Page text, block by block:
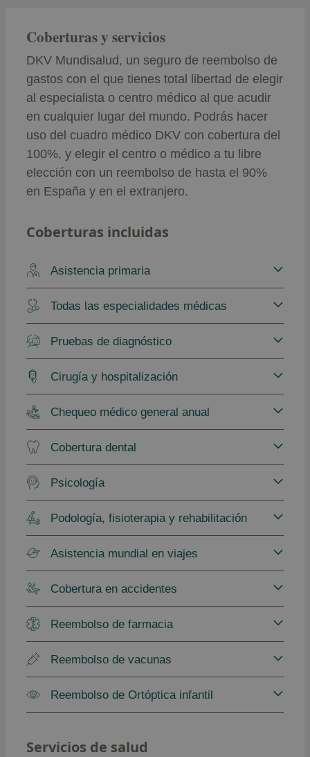
Coberturas y servicios
DKV Mundisalud, un seguro de reembolso de
gastos con el que tienes total libertad de elegir
al especialista o centro médico al que acudir
en cualquier lugar del mundo. Podrás hacer
uso del cuadro médico DKV con cobertura del
100%, y elegir el centro o médico a tu libre
elección con un reembolso de hasta el 90%
en España y en el extranjero.
Coberturas incluidas
Asistencia primaria
Todas las especialidades médicas
Pruebas de diagnóstico
Cirugía y hospitalización
Chequeo médico general anual
Cobertura dental
Psicología
Podología, fisioterapia y rehabilitación
Asistencia mundial en viajes
Cobertura en accidentes
Reembolso de farmacia
Reembolso de vacunas
Reembolso de Ortóptica infantil
Servicios de salud